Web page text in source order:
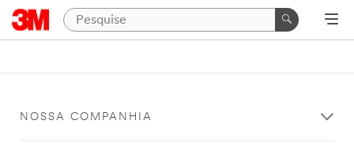
NOSSA COMPANHIA